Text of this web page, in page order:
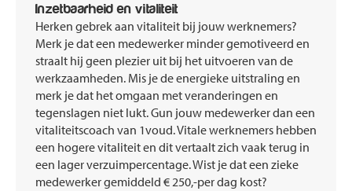
Inzetbaarheid en vitaliteit
Herken gebrek aan vitaliteit bij jouw werknemers?
Merk je dat een medewerker minder gemotiveerd en
straalt hij geen plezier uit bij het uitvoeren van de
werkzaamheden. Mis je de energieke uitstraling en
merk je dat het omgaan met veranderingen en
tegenslagen niet lukt. Gun jouw medewerker dan een
vitaliteitscoach van 1voud. Vitale werknemers hebben
een hogere vitaliteit en dit vertaalt zich vaak terug in
een lager verzuimpercentage. Wist je dat een zieke
medewerker gemiddeld € 250,-per dag kost?